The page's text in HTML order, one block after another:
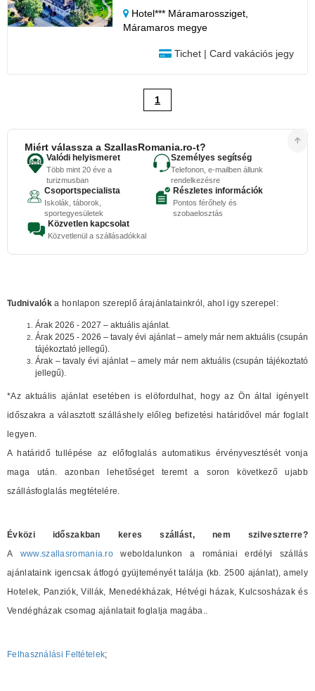
Hotel*** Máramarossziget,
Máramaros megye
Tichet | Card vakációs jegy
1
Miért válassza a SzallasRomania.ro-t?
Valódi helyismeret
Több mint 20 éve a
turizmusban
Személyes segítség
Telefonon, e-mailben állunk
rendelkezésre
Csoportspecialista
Iskolák, táborok,
sportegyesületek
Részletes információk
Pontos férőhely és
szobaelosztás
Közvetlen kapcsolat
Közvetlenül a szállásadókkal
Tudnivalók a honlapon szereplő árajánlatainkról, ahol igy szerepel:
Árak 2026 - 2027 – aktuális ajánlat.
Árak 2025 - 2026 – tavaly évi ajánlat – amely már nem aktuális (csupán
tájékoztató jellegű).
Árak – tavaly évi ajánlat – amely már nem aktuális (csupán tájékoztató
jellegű).
*Az aktuális ajánlat esetében is elöfordulhat, hogy az Ön által igényelt
időszakra a választott szálláshely előleg befizetési határidővel már foglalt
legyen.
A határidő tullépése az előfoglalás automatikus érvényvesztését vonja
maga után. azonban lehetőséget teremt a soron következő ujabb
szállásfoglalás megtételére.
Évközi időszakban keres szállást, nem szilveszterre?
A www.szallasromania.ro weboldalunkon a romániai erdélyi szállás
ajánlataink igencsak átfogó gyüjteményét találja (kb. 2500 ajánlat), amely
Hotelek, Panziók, Villák, Menedékházak, Hétvégi házak, Kulcsosházak és
Vendégházak csomag ajánlatait foglalja magába..
Felhasználási Feltételek;